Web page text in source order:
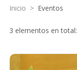
Inicio > Eventos
3 elementos en total: